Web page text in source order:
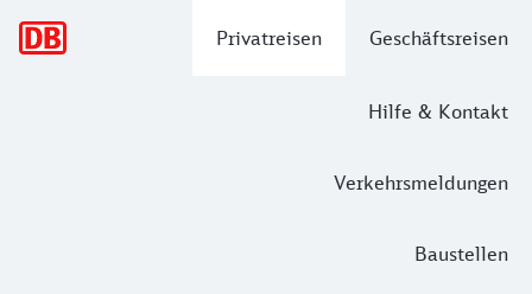
Privatreisen Geschäftsreisen
Hilfe & Kontakt
Verkehrsmeldungen
Baustellen